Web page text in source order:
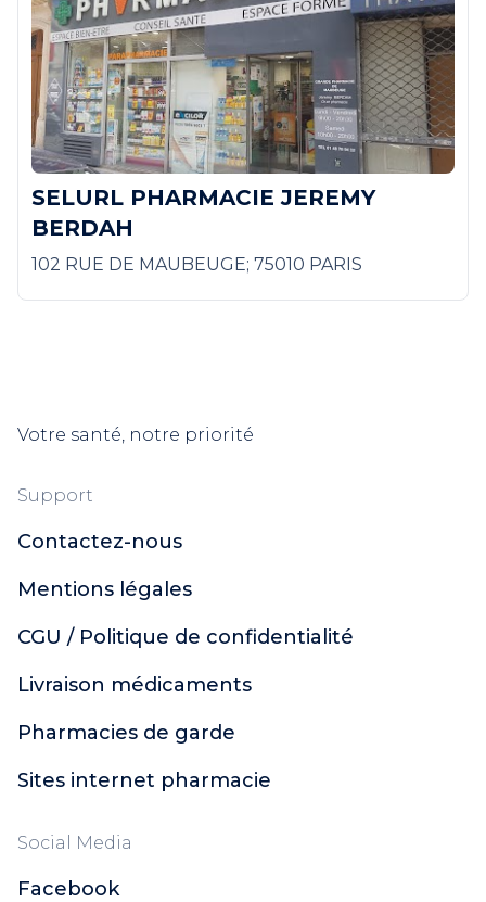
SELURL PHARMACIE JEREMY
BERDAH
102 RUE DE MAUBEUGE; 75010 PARIS
Votre santé, notre priorité
Support
Contactez-nous
Mentions légales
CGU / Politique de confidentialité
Livraison médicaments
Pharmacies de garde
Sites internet pharmacie
Social Media
Facebook